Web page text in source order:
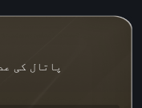
پاتال کی